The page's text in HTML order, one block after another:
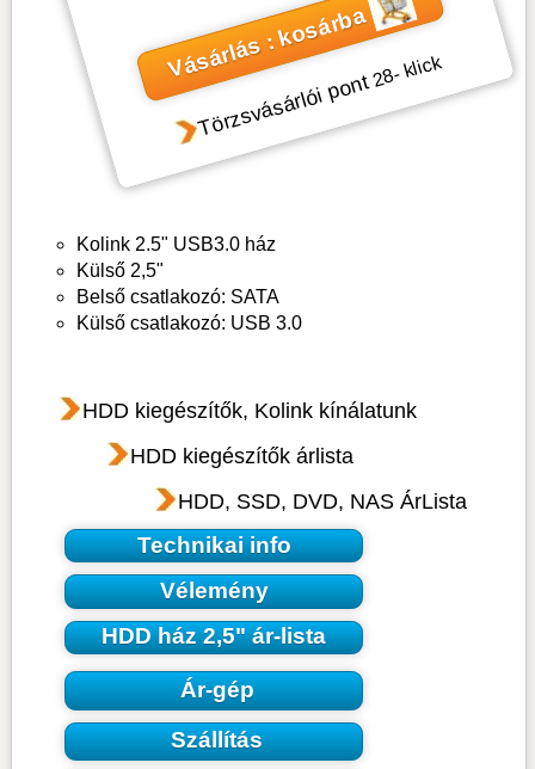
Vásárlás : kosárba
Törzsvásárlói pont28- klick
Kolink 2.5" USB3.0 ház
Külső 2,5"
Belső csatlakozó: SATA
Külső csatlakozó: USB 3.0
HDD kiegészítők, Kolink kínálatunk
HDD kiegészítők árlista
HDD, SSD, DVD, NAS ÁrLista
Technikai info
Vélemény
HDD ház 2,5" ár-lista
Ár-gép
Szállítás